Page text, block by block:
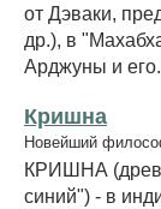
от Дэваки,
др.), в
Арджуны и его...
Кришна
Новейший
КРИШНА
синий") - в